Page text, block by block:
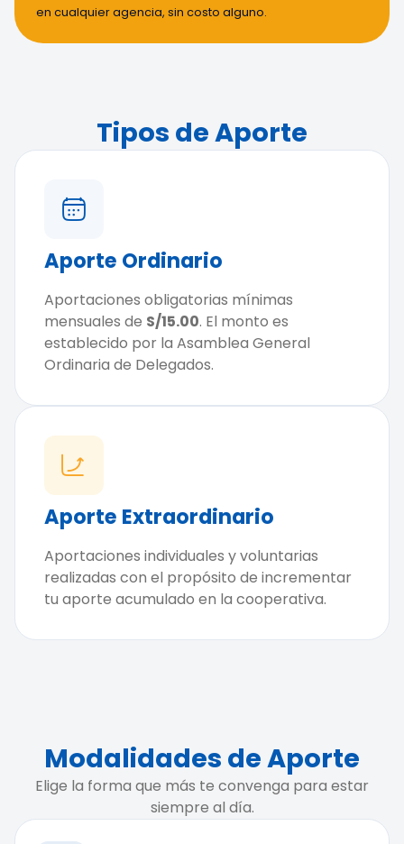
en cualquier agencia, sin costo alguno.
Tipos de Aporte
Aporte Ordinario
Aportaciones obligatorias mínimas
mensuales de S/15.00. El monto es
establecido por la Asamblea General
Ordinaria de Delegados.
Aporte Extraordinario
Aportaciones individuales y voluntarias
realizadas con el propósito de incrementar
tu aporte acumulado en la cooperativa.
Modalidades de Aporte
Elige la forma que más te convenga para estar
siempre al día.